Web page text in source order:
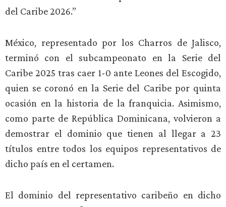
del Caribe 2026.”
México, representado por los Charros de Jalisco,
terminó con el subcampeonato en la Serie del
Caribe 2025 tras caer 1-0 ante Leones del Escogido,
quien se coronó en la Serie del Caribe por quinta
ocasión en la historia de la franquicia. Asimismo,
como parte de República Dominicana, volvieron a
demostrar el dominio que tienen al llegar a 23
títulos entre todos los equipos representativos de
dicho país en el certamen.
El dominio del representativo caribeño en dicho